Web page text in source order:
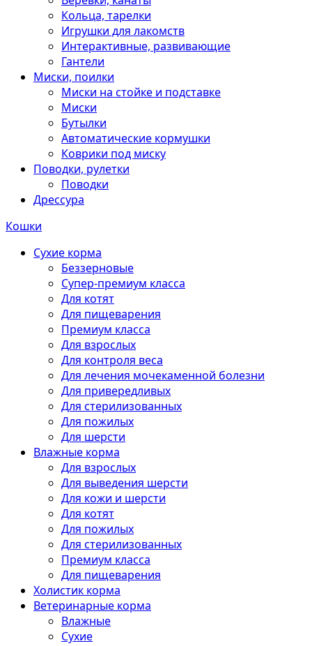
Кольца, тарелки
Игрушки для лакомств
Интерактивные, развивающие
Гантели
Миски, поилки
Миски на стойке и подставке
Миски
Бутылки
Автоматические кормушки
Коврики под миску
Поводки, рулетки
Поводки
Дрессура
Кошки
Сухие корма
Беззерновые
Супер-премиум класса
Для котят
Для пищеварения
Премиум класса
Для взрослых
Для контроля веса
Для лечения мочекаменной болезни
Для привередливых
Для стерилизованных
Для пожилых
Для шерсти
Влажные корма
Для взрослых
Для выведения шерсти
Для кожи и шерсти
Для котят
Для пожилых
Для стерилизованных
Премиум класса
Для пищеварения
Холистик корма
Ветеринарные корма
Влажные
Сухие